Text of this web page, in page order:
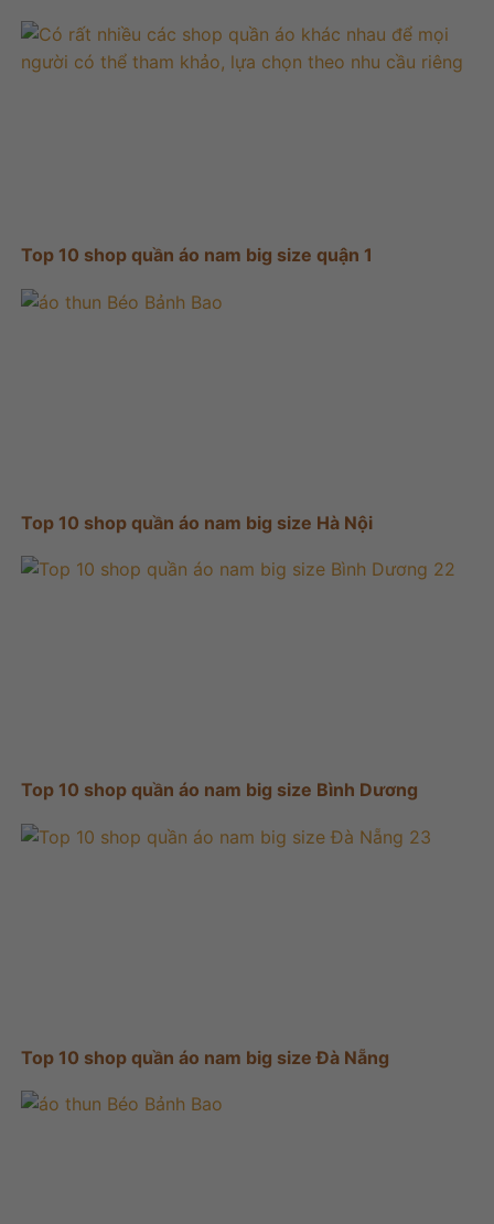
Top 10 shop quần áo nam big size quận 1
Top 10 shop quần áo nam big size Hà Nội
Top 10 shop quần áo nam big size Bình Dương
Top 10 shop quần áo nam big size Đà Nẵng